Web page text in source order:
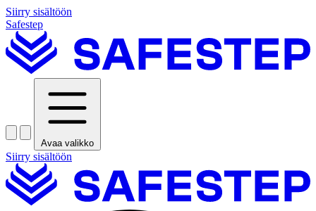
Siirry sisältöön
Safestep
Avaa valikko
Siirry sisältöön